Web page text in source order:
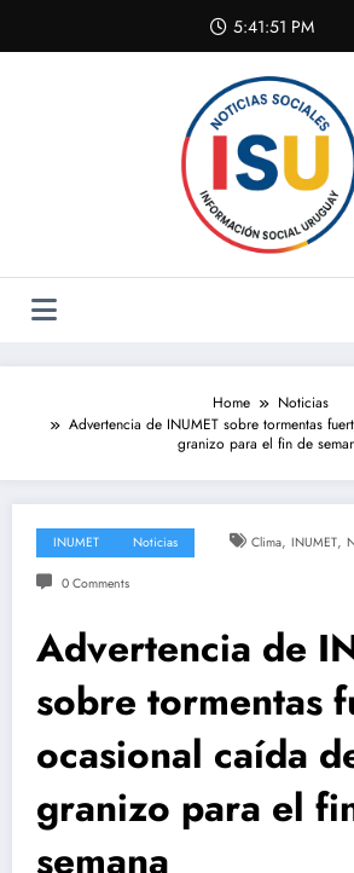
content
5:41:51 PM
Home
Noticias
Advertencia de INUMET sobre tormentas
granizo para el fin de
INUMET Noticias Clima, INUMET,
0 Comments
Advertencia de
sobre tormentas
ocasional caída
granizo para el
semana